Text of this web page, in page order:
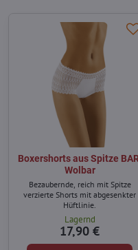
Boxershorts aus Spitze
Wolbar
Bezaubernde, reich mit Spitze
verzierte Shorts mit abgesenkter
Hüftlinie.
Lagernd
17,90 €